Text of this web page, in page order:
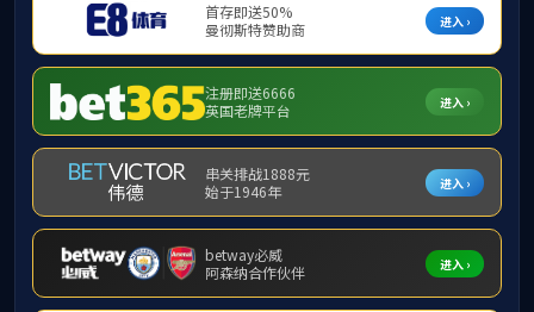
提示：访问地址无效，75/c9/c300a226761/http:/293找不到对应的栏
目！
首页